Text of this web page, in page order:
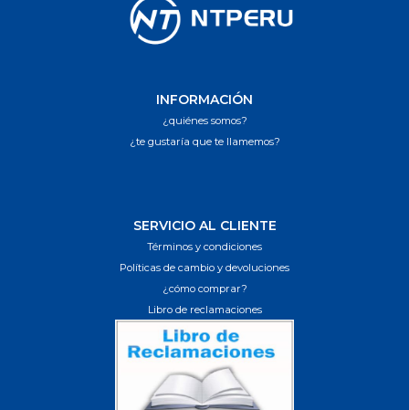
INFORMACIÓN
¿quiénes somos?
¿te gustaría que te llamemos?
SERVICIO AL CLIENTE
Términos y condiciones
Políticas de cambio y devoluciones
¿cómo comprar?
Libro de reclamaciones